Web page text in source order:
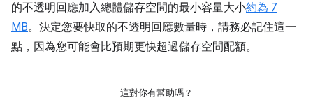
的不透明回應加入總體儲存空間的最小容量大小約為 7
MB。決定您要快取的不透明回應數量時，請務必記住這一
點，因為您可能會比預期更快超過儲存空間配額。
這對你有幫助嗎？